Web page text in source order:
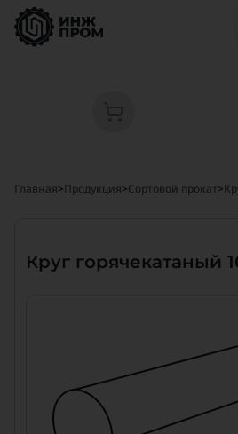
Главная>Продукция>Сортовой прокат>
Круг горячекатаный